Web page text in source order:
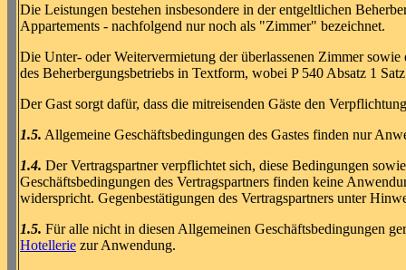
Die Leistungen bestehen insbesondere in der entgeltlichen
Appartements - nachfolgend nur noch als "Zimmer" bezeichnet.
Die Unter- oder Weitervermietung der überlassenen Zimmer
des Beherbergungsbetriebs in Textform, wobei P 540 Absatz 1
Der Gast sorgt dafür, dass die mitreisenden Gäste den
1.5. Allgemeine Geschäftsbedingungen des Gastes finden nur
1.4. Der Vertragspartner verpflichtet sich, diese Bedingungen
Geschäftsbedingungen des Vertragspartners finden keine
widerspricht. Gegenbestätigungen des Vertragspartners unter
1.5. Für alle nicht in diesen Allgemeinen Geschäftsbedingungen
Hotellerie zur Anwendung.